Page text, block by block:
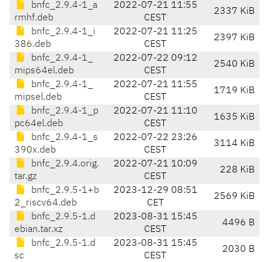
bnfc_2.9.4-1_a
rmhf.deb
2022-07-21 11:55
CEST
2337 KiB
bnfc_2.9.4-1_i
386.deb
2022-07-21 11:25
CEST
2397 KiB
bnfc_2.9.4-1_
mips64el.deb
2022-07-22 09:12
CEST
2540 KiB
bnfc_2.9.4-1_
mipsel.deb
2022-07-21 11:55
CEST
1719 KiB
bnfc_2.9.4-1_p
pc64el.deb
2022-07-21 11:10
CEST
1635 KiB
bnfc_2.9.4-1_s
390x.deb
2022-07-22 23:26
CEST
3114 KiB
bnfc_2.9.4.orig.
tar.gz
2022-07-21 10:09
CEST
228 KiB
bnfc_2.9.5-1+b
2_riscv64.deb
2023-12-29 08:51
CET
2569 KiB
bnfc_2.9.5-1.d
ebian.tar.xz
2023-08-31 15:45
CEST
4496 B
bnfc_2.9.5-1.d
sc
2023-08-31 15:45
CEST
2030 B